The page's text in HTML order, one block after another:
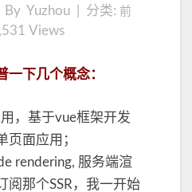
E
O
比
S
R
、
By Yuzhou | 分类: 前
Views
一下几个概念：
，基于vue框架开发
页面应用；
rendering, 服务端渲
阅那个SSR，我一开始